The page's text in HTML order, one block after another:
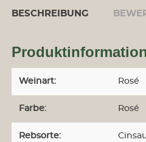
Producteurs
Grand C
Loire
BESCHREIBUNG
Weinart: Rosé
Farbe: Rosé
Rebsorte: